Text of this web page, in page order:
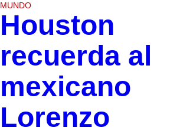
MUNDO
Houston
recuerda al
mexicano
Lorenzo